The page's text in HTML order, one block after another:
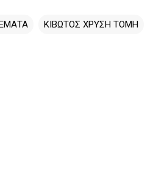
ΚΙΒΩΤΟΣ ΧΡΥΣΗ ΤΟΜΗ